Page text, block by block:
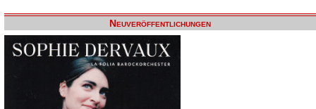
Neuveröffentlichungen